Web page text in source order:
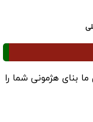
بنای هژمونی شما را